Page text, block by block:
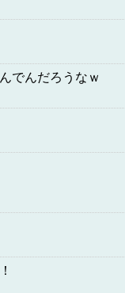
でんだろうなｗ